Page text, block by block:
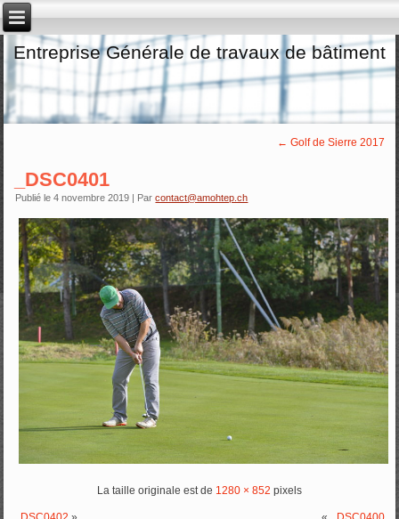
Entreprise Générale de travaux de bâtiment
← Golf de Sierre 2017
_DSC0401
Publié le 4 novembre 2019 | Par contact@amohtep.ch
La taille originale est de 1280 × 852 pixels